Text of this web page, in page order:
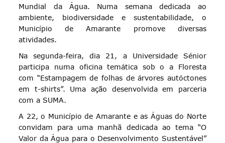
Mundial da Água. Numa semana dedicada ao
ambiente, biodiversidade e sustentabilidade, o
Município de Amarante promove diversas
atividades.
Na segunda-feira, dia 21, a Universidade Sénior
participa numa oficina temática sob o a Floresta
com “Estampagem de folhas de árvores autóctones
em t-shirts”. Uma ação desenvolvida em parceria
com a SUMA.
A 22, o Município de Amarante e as Águas do Norte
convidam para uma manhã dedicada ao tema “O
Valor da Água para o Desenvolvimento Sustentável”